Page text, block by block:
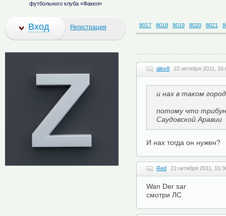
8017 8018 8019 8020 8021
alex8 22 октября 2011,
и нах в таком
потому что
Саудовской Аравии
И нах тогда он нужен?
Red 22 октября 2011,
Wan Der sar
смотри ЛС
футбольного клуба «Факел»
Вход Регистрация